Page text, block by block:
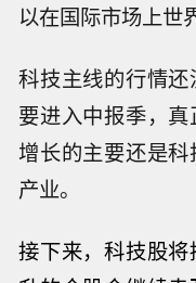
以在国际市场上世
科技主线的行情
要进入中报季，
增长的主要还是
产业。
接下来，科技股